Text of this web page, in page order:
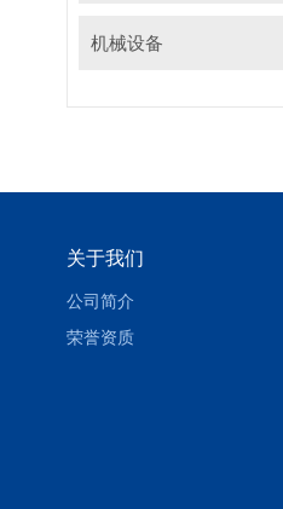
机械设备
关于我们
公司简介
荣誉资质